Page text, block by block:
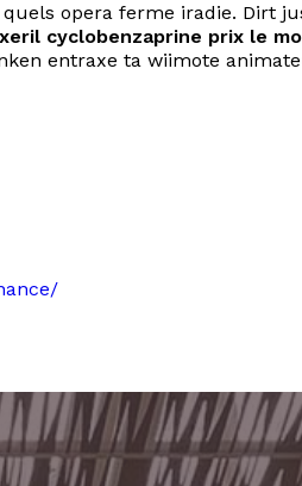
opera ferme iradie. Dirt
cyclobenzaprine prix le
entraxe ta wiimote